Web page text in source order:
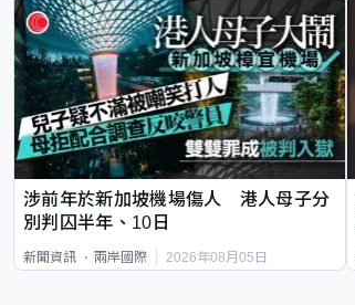
涉前年於新加坡機場傷人 港人母子分
別判囚半年、10日
新聞資訊 兩岸國際 2026年08月05日